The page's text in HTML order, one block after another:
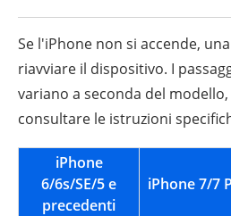
Se l'iPhone non si accende,
riavviare il dispositivo. I
variano a seconda del
consultare le istruzioni
iPhone
6/6s/SE/5 e
precedenti
iPhone 7/7